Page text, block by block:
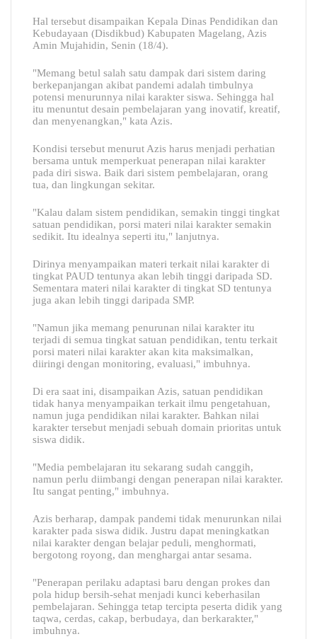
Hal tersebut disampaikan Kepala Dinas Pendidikan dan
Kebudayaan (Disdikbud) Kabupaten Magelang, Azis
Amin Mujahidin, Senin (18/4).
"Memang betul salah satu dampak dari sistem daring
berkepanjangan akibat pandemi adalah timbulnya
potensi menurunnya nilai karakter siswa. Sehingga hal
itu menuntut desain pembelajaran yang inovatif, kreatif,
dan menyenangkan," kata Azis.
Kondisi tersebut menurut Azis harus menjadi perhatian
bersama untuk memperkuat penerapan nilai karakter
pada diri siswa. Baik dari sistem pembelajaran, orang
tua, dan lingkungan sekitar.
"Kalau dalam sistem pendidikan, semakin tinggi tingkat
satuan pendidikan, porsi materi nilai karakter semakin
sedikit. Itu idealnya seperti itu," lanjutnya.
Dirinya menyampaikan materi terkait nilai karakter di
tingkat PAUD tentunya akan lebih tinggi daripada SD.
Sementara materi nilai karakter di tingkat SD tentunya
juga akan lebih tinggi daripada SMP.
"Namun jika memang penurunan nilai karakter itu
terjadi di semua tingkat satuan pendidikan, tentu terkait
porsi materi nilai karakter akan kita maksimalkan,
diiringi dengan monitoring, evaluasi," imbuhnya.
Di era saat ini, disampaikan Azis, satuan pendidikan
tidak hanya menyampaikan terkait ilmu pengetahuan,
namun juga pendidikan nilai karakter. Bahkan nilai
karakter tersebut menjadi sebuah domain prioritas untuk
siswa didik.
"Media pembelajaran itu sekarang sudah canggih,
namun perlu diimbangi dengan penerapan nilai karakter.
Itu sangat penting," imbuhnya.
Azis berharap, dampak pandemi tidak menurunkan nilai
karakter pada siswa didik. Justru dapat meningkatkan
nilai karakter dengan belajar peduli, menghormati,
bergotong royong, dan menghargai antar sesama.
"Penerapan perilaku adaptasi baru dengan prokes dan
pola hidup bersih-sehat menjadi kunci keberhasilan
pembelajaran. Sehingga tetap tercipta peserta didik yang
taqwa, cerdas, cakap, berbudaya, dan berkarakter,"
imbuhnya.